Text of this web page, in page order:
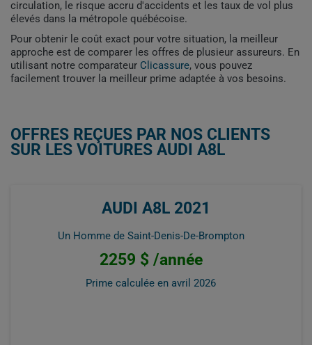
circulation, le risque accru d'accidents et les taux de vol plus
élevés dans la métropole québécoise.
Pour obtenir le coût exact pour votre situation, la meilleur
approche est de comparer les offres de plusieur assureurs. En
utilisant notre comparateur Clicassure, vous pouvez
facilement trouver la meilleur prime adaptée à vos besoins.
OFFRES REÇUES PAR NOS CLIENTS
SUR LES VOITURES AUDI A8L
AUDI A8L 2021
Un Homme de Saint-Denis-De-Brompton
2259 $ /année
Prime calculée en avril 2026